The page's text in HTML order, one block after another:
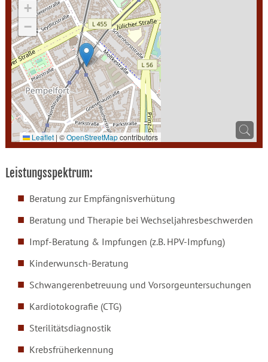
+
−
Leaflet | ©OpenStreetMapcontributors
Leistungsspektrum:
Beratung zur Empfängnisverhütung
Beratung und Therapie bei Wechseljahresbeschwerden
Impf-Beratung & Impfungen (z.B. HPV-Impfung)
Kinderwunsch-Beratung
Schwangerenbetreuung und Vorsorgeuntersuchungen
Kardiotokografie (CTG)
Sterilitätsdiagnostik
Krebsfrüherkennung